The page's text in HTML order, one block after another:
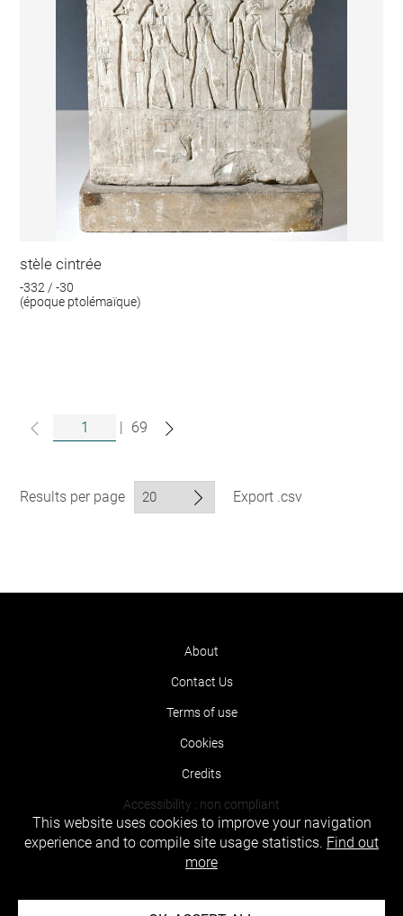
stèle cintrée
-332 / -30
(époque ptolémaïque)
| 69
Results per page Export .csv
About
Contact Us
Terms of use
Cookies
Credits
Accessibility : non compliant
This website uses cookies to improve your navigation
experience and to compile site usage statistics. Find out
more